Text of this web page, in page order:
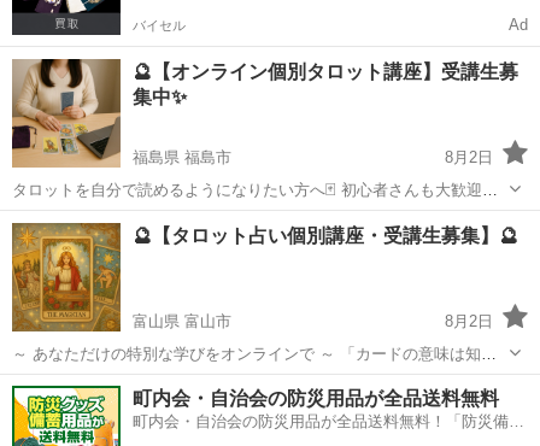
バイセル Ad
🔮【オンライン個別タロット講座】受講生募
集中✨
福島県 福島市
8月2日
タロットを自分で読めるようになりたい方へ🃏 初心者さんも大歓迎！
マンツーマンで丁寧に指導します💫 ✔ カードの意味が覚えられない ✔
自分や身近な人を占えるようになりたい ✔ カードを通して心の声にア
クセスしたい...
福島 福島市 タロット オンライン
🔮【タロット占い個別講座・受講生募集】🔮
富山県 富山市
8月2日
～ あなただけの特別な学びをオンラインで ～ 「カードの意味は知っ
ているけど、自信がない」 「もっと深く読み解けるようになりたい」
「人の心に寄り添えるタロット占い師になりたい」 そんなあなたのた
めの、完全マ...
富山 富山市 タロット タロット占い
町内会・自治会の防災用品が全品送料無料
町内会・自治会の防災用品が全品送料無料！「防災備蓄